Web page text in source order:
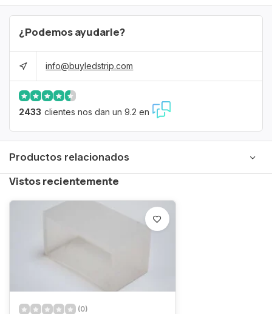
¿Podemos ayudarle?
info@buyledstrip.com
2433 clientes nos dan un 9.2 en
Productos relacionados
Vistos recientemente
(0)